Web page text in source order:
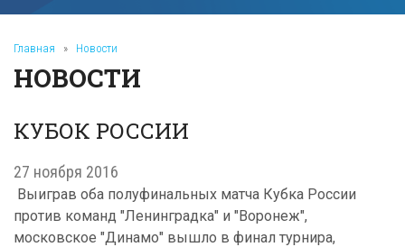
Главная » Новости
НОВОСТИ
КУБОК РОССИИ
27 ноября 2016
Выиграв оба полуфинальных матча Кубка России
против команд "Ленинградка" и "Воронеж",
московское "Динамо" вышло в финал турнира,